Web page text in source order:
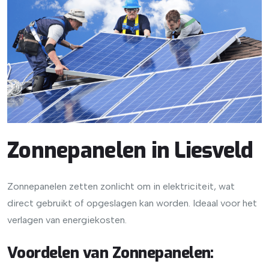
Zonnepanelen in Liesveld
Zonnepanelen zetten zonlicht om in elektriciteit, wat
direct gebruikt of opgeslagen kan worden. Ideaal voor het
verlagen van energiekosten.
Voordelen van Zonnepanelen: